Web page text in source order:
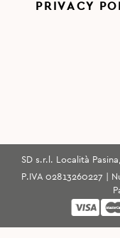
PRIVACY
SD s.r.l. Località
P.IVA 02813260227 |